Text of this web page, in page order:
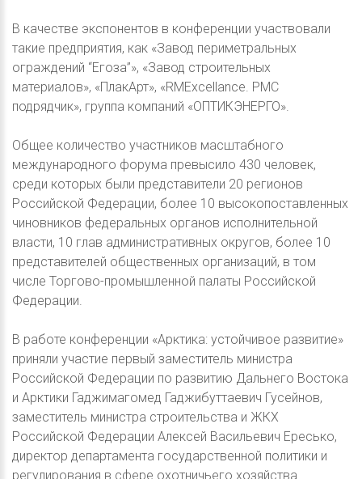
В качестве экспонентов в конференции участвовали
такие предприятия, как «Завод периметральных
ограждений “Егоза”», «Завод строительных
материалов», «ПлакАрт», «RMExcellance. РМС
подрядчик», группа компаний «ОПТИКЭНЕРГО».
Общее количество участников масштабного
международного форума превысило 430 человек,
среди которых были представители 20 регионов
Российской Федерации, более 10 высокопоставленных
чиновников федеральных органов исполнительной
власти, 10 глав административных округов, более 10
представителей общественных организаций, в том
числе Торгово-промышленной палаты Российской
Федерации.
В работе конференции «Арктика: устойчивое развитие»
приняли участие первый заместитель министра
Российской Федерации по развитию Дальнего Востока
и Арктики Гаджимагомед Гаджибуттаевич Гусейнов,
заместитель министра строительства и ЖКХ
Российской Федерации Алексей Васильевич Ересько,
директор департамента государственной политики и
регулирования в сфере охотничьего хозяйства